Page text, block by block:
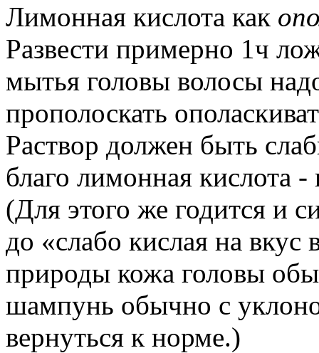
Лимонная кислота как
Развести примерно 1ч
мытья головы волосы
прополоскать
Раствор должен быть
благо лимонная кислота
(Для этого же годится и
до «слабо кислая на
природы кожа головы
шампунь обычно с
вернуться к норме.)